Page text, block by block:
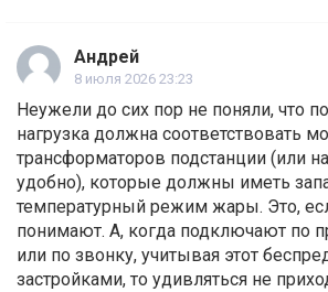
Андрей
8 июля 2026 23:23
Неужели до сих пор не поняли, что
нагрузка должна соответствовать
трансформаторов подстанции (или
удобно), которые должны иметь
температурный режим жары. Это,
понимают. А, когда подключают по
или по звонку, учитывая этот
застройками, то удивляться не